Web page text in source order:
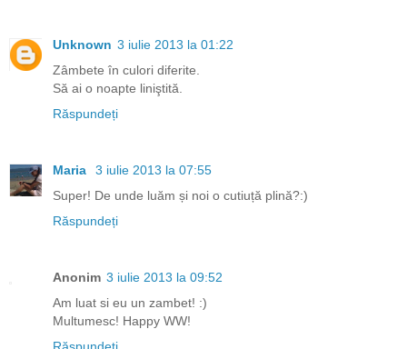
Unknown 3 iulie 2013 la 01:22
Zâmbete în culori diferite.
Să ai o noapte liniştită.
Răspundeți
Maria
3 iulie 2013 la 07:55
Super! De unde luăm și noi o cutiuță plină?:)
Răspundeți
Anonim 3 iulie 2013 la 09:52
Am luat si eu un zambet! :)
Multumesc! Happy WW!